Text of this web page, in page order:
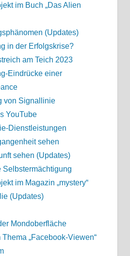
im Buch „Das Alien
(Updates)
in der Erfolgskrise?
am Teich 2023
Eindrücke einer
von Signallinie
YouTube
Dienstleistungen
sehen
sehen (Updates)
Selbstermächtigung
im Magazin „mystery“
(Updates)
Mondoberfläche
„Facebook-Viewen“